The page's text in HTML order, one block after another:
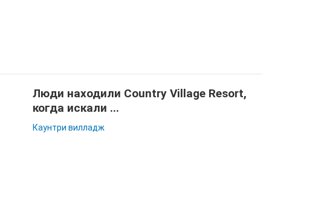
Люди находили Country Village Resort,
когда искали ...
Каунтри вилладж